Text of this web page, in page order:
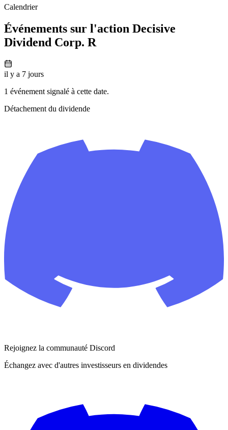
Calendrier
Événements sur l'action Decisive
Dividend Corp. R
il y a 7 jours
1 événement signalé à cette date.
Détachement du dividende
Rejoignez la communauté Discord
Échangez avec d'autres investisseurs en dividendes